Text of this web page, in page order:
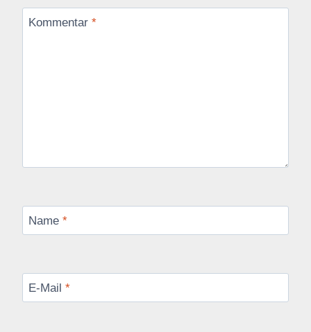
Kommentar *
Name *
E-Mail *